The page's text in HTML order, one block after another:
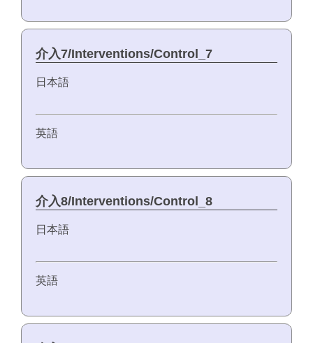
介入7/Interventions/Control_7
日本語
英語
介入8/Interventions/Control_8
日本語
英語